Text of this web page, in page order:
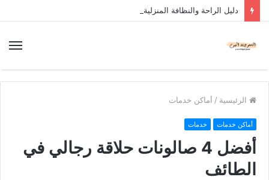
دليل الراحة والنظافة المنزلية
الرئيسية / أماكن خدمات
أماكن خدمات خدمات
أفضل 4 صالونات حلاقة رجالي في
الطائف